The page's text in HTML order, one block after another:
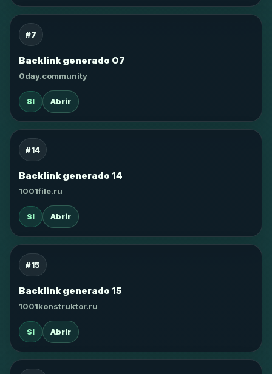
#7
Backlink generado 07
0day.community
SI Abrir
#14
Backlink generado 14
1001file.ru
SI Abrir
#15
Backlink generado 15
1001konstruktor.ru
SI Abrir